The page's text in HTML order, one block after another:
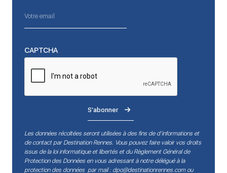
CAPTCHA
S'abonner
Les données récoltées seront utilisées à des fins de d’informations et
de contact par Destination Rennes. Vous pouvez faire valoir vos droits
issus de la loi informatique et libertés et du Règlement Général de
Protection des Données en vous adressant à notre délégué à la
protection des données par mail : dpo@destinationrennes.comou